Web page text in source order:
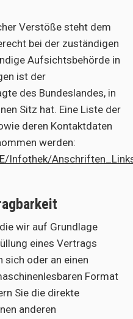
Verstöße steht dem
bei der zuständigen
Aufsichtsbehörde in
ist der
des Bundeslandes, in
Sitz hat. Eine Liste der
deren Kontaktdaten
werden:
Infothek/
wir auf Grundlage
eines Vertrags
sich oder an einen
Format
Sie die direkte
anderen